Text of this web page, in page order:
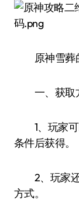
原神雪葬
一、获取
1、玩家可
条件后获得。
2、玩家还
方式。